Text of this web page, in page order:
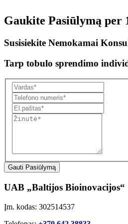
Gaukite Pasiūlymą per
Susisiekite Nemokamai
Tarp tobulo sprendimo
Gauti Pasiūlymą
UAB „Baltijos Bioinovacijos“
Įm. kodas: 302514537